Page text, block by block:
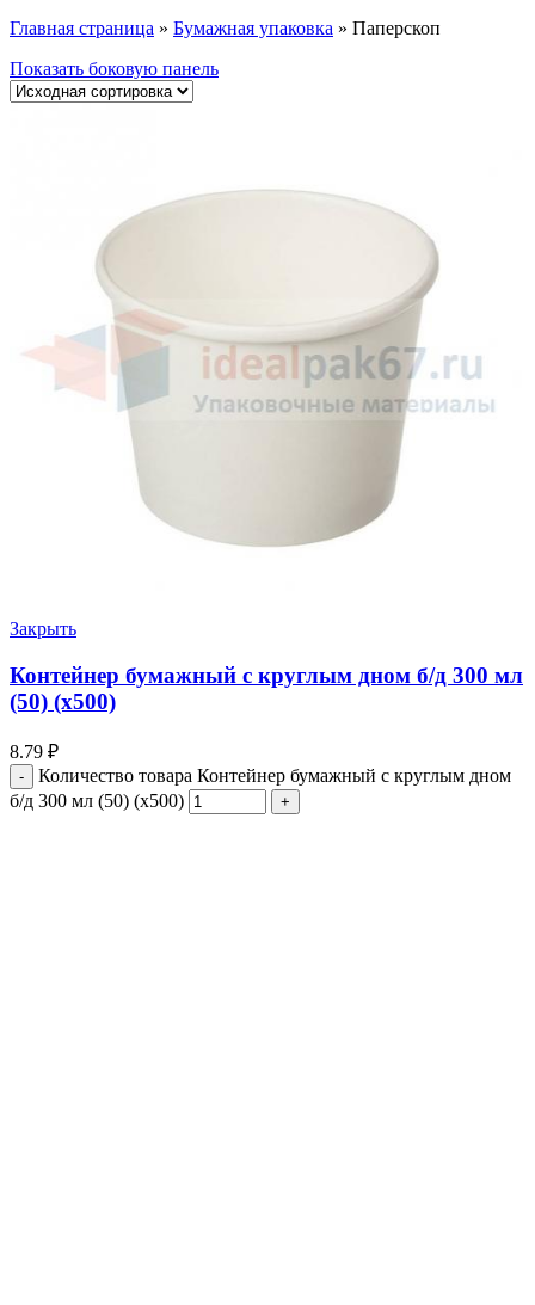
Главная страница » Бумажная упаковка » Паперскоп
Показать боковую панель
Закрыть
Контейнер бумажный с круглым дном б/д 300 мл
(50) (х500)
8.79 ₽
Количество товара Контейнер бумажный с круглым дном
б/д 300 мл (50) (х500)